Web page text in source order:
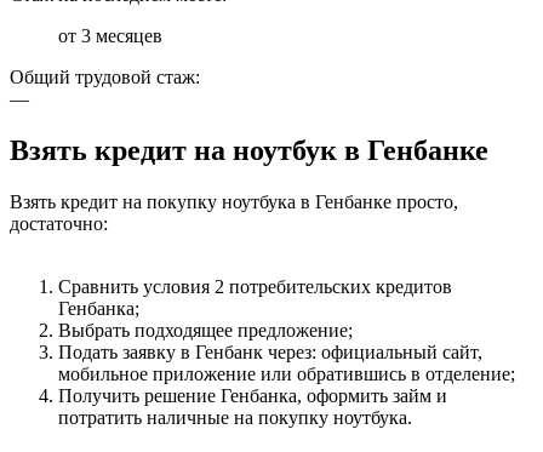
от 3 месяцев
Общий трудовой стаж:
—
Взять кредит на ноутбук в Генбанке
Взять кредит на покупку ноутбука в Генбанке просто,
достаточно:
Сравнить условия 2 потребительских кредитов
Генбанка;
Выбрать подходящее предложение;
Подать заявку в Генбанк через: официальный сайт,
мобильное приложение или обратившись в отделение;
Получить решение Генбанка, оформить займ и
потратить наличные на покупку ноутбука.